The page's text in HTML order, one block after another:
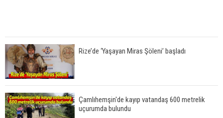
Rize’de ‘Yaşayan Miras Şöleni’ başladı
Çamlıhemşin'de kayıp vatandaş 600 metrelik
uçurumda bulundu